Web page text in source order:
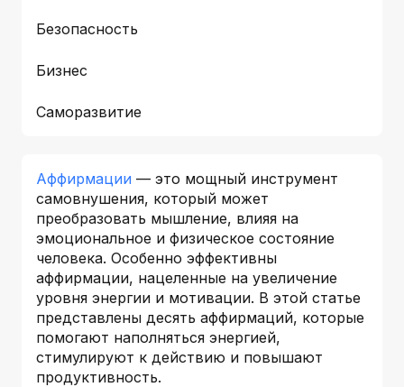
Безопасность
Бизнес
Саморазвитие
Аффирмации — это мощный инструмент
самовнушения, который может
преобразовать мышление, влияя на
эмоциональное и физическое состояние
человека. Особенно эффективны
аффирмации, нацеленные на увеличение
уровня энергии и мотивации. В этой статье
представлены десять аффирмаций, которые
помогают наполняться энергией,
стимулируют к действию и повышают
продуктивность.